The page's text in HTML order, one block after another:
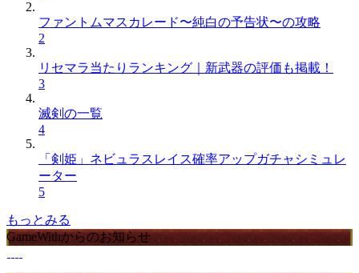
ファントムマスカレード〜純白の予告状〜の攻略
2
リセマラ当たりランキング｜新武器の評価も掲載！
3
滅剣の一覧
4
「剣姫」ネビュラスレイス確率アップガチャシミュレ
ーター
5
もっとみる
GameWithからのお知らせ